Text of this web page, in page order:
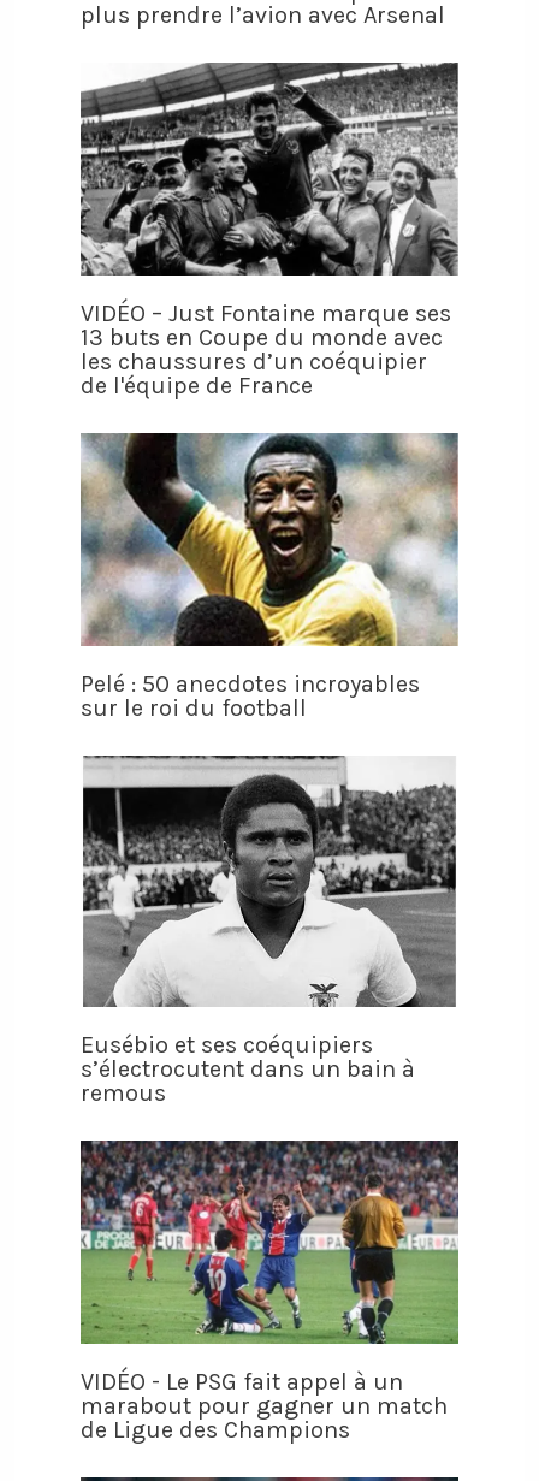
plus prendre l’avion avec Arsenal
VIDÉO – Just Fontaine marque ses
13 buts en Coupe du monde avec
les chaussures d’un coéquipier
de l'équipe de France
Pelé : 50 anecdotes incroyables
sur le roi du football
Eusébio et ses coéquipiers
s’électrocutent dans un bain à
remous
VIDÉO - Le PSG fait appel à un
marabout pour gagner un match
de Ligue des Champions